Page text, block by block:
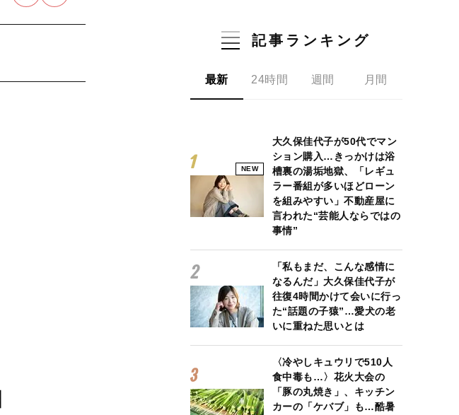
記事ランキング
最新 24時間 週間 月間
NEW
大久保佳代子が50代でマン
ション購入…きっかけは浴
槽裏の湯垢地獄、「レギュ
ラー番組が多いほどローン
を組みやすい」不動産屋に
言われた“芸能人ならではの
事情”
「私もまだ、こんな感情に
なるんだ」大久保佳代子が
往復4時間かけて会いに行っ
た“話題の子猿”…愛犬の老
いに重ねた思いとは
〈冷やしキュウリで510人
食中毒も…〉花火大会の
「豚の丸焼き」、キッチン
カーの「ケバブ」も…酷暑